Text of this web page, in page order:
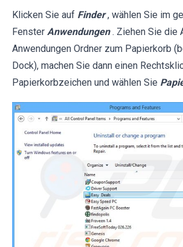
Klicken Sie auf Finder , wählen Sie im
Fenster Anwendungen . Ziehen Sie die
Anwendungen Ordner zum Papierkorb
Dock), machen Sie dann einen
Papierkorbzeichen und wählen Sie